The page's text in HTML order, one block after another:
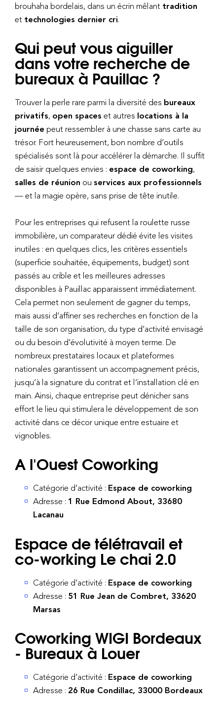
brouhaha bordelais, dans un écrin mêlant tradition
et technologies dernier cri.
Qui peut vous aiguiller
dans votre recherche de
bureaux à Pauillac ?
Trouver la perle rare parmi la diversité des bureaux
privatifs, open spaces et autres locations à la
journée peut ressembler à une chasse sans carte au
trésor. Fort heureusement, bon nombre d’outils
spécialisés sont là pour accélérer la démarche. Il suffit
de saisir quelques envies : espace de coworking,
salles de réunion ou services aux professionnels
— et la magie opère, sans prise de tête inutile.
Pour les entreprises qui refusent la roulette russe
immobilière, un comparateur dédié évite les visites
inutiles : en quelques clics, les critères essentiels
(superficie souhaitée, équipements, budget) sont
passés au crible et les meilleures adresses
disponibles à Pauillac apparaissent immédiatement.
Cela permet non seulement de gagner du temps,
mais aussi d’affiner ses recherches en fonction de la
taille de son organisation, du type d’activité envisagé
ou du besoin d’évolutivité à moyen terme. De
nombreux prestataires locaux et plateformes
nationales garantissent un accompagnement précis,
jusqu’à la signature du contrat et l’installation clé en
main. Ainsi, chaque entreprise peut dénicher sans
effort le lieu qui stimulera le développement de son
activité dans ce décor unique entre estuaire et
vignobles.
A l'Ouest Coworking
Catégorie d’activité : Espace de coworking
Adresse : 1 Rue Edmond About, 33680
Lacanau
Espace de télétravail et
co-working Le chai 2.0
Catégorie d’activité : Espace de coworking
Adresse : 51 Rue Jean de Combret, 33620
Marsas
Coworking WIGI Bordeaux
- Bureaux à Louer
Catégorie d’activité : Espace de coworking
Adresse : 26 Rue Condillac, 33000 Bordeaux